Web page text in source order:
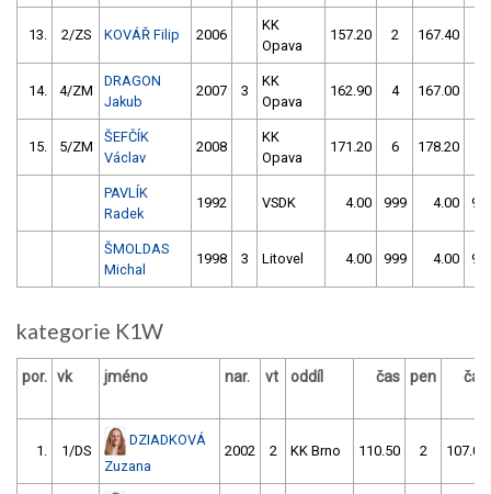
13. 2/ZS KOVÁŘ Filip 2006
KK
Opava
157.20 2 167.40
14. 4/ZM
DRAGON
Jakub
2007 3
KK
Opava
162.90 4 167.00
15. 5/ZM
ŠEFČÍK
Václav
2008
KK
Opava
171.20 6 178.20
PAVLÍK
Radek
1992 VSDK 4.00 999 4.00
ŠMOLDAS
Michal
1998 3 Litovel 4.00 999 4.00
kategorie K1W
por. vk jméno nar. vt oddíl čas pen čas
1. 1/DS
DZIADKOVÁ
Zuzana
2002 2 KK Brno 110.50 2 107.00